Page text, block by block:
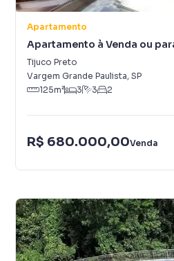
Apartamento
Apartamento à Venda ou
Preto
Tijuco Preto
Vargem Grande Paulista, SP
125m² 3 3 2
R$ 680.000,00Venda